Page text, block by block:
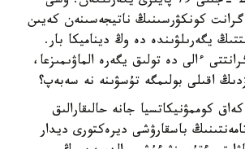
كونكۋرسىنىڭ ناتيجەسىنەن كەيىن
يگەرىلۋىندە دە وڭ ديناميكا بار.
ءالى دە تولىق يگەرە الماۋىمىزعا،
اقىلى بولىمگە تۇسۋىنە نە سەبەپ؟
كوممۋنيكاتسيا جانە حالىقارالىق
باسقارۋشى ديرەكتورى ديدار